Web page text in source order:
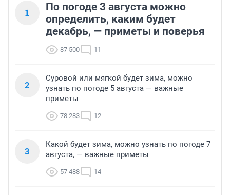
1
По погоде 3 августа можно
определить, каким будет
декабрь, — приметы и поверья
87 500 11
2
Суровой или мягкой будет зима, можно
узнать по погоде 5 августа — важные
приметы
78 283 12
3
Какой будет зима, можно узнать по погоде 7
августа, — важные приметы
57 488 14